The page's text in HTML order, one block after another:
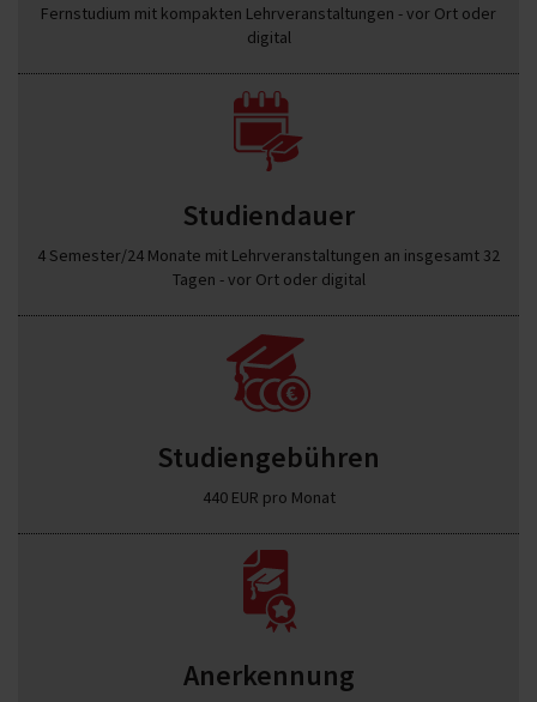
Fernstudium mit kompakten Lehrveranstaltungen - vor Ort oder
digital
Studiendauer
4 Semester/24 Monate mit Lehrveranstaltungen an insgesamt 32
Tagen - vor Ort oder digital
Studiengebühren
440 EUR pro Monat
Anerkennung